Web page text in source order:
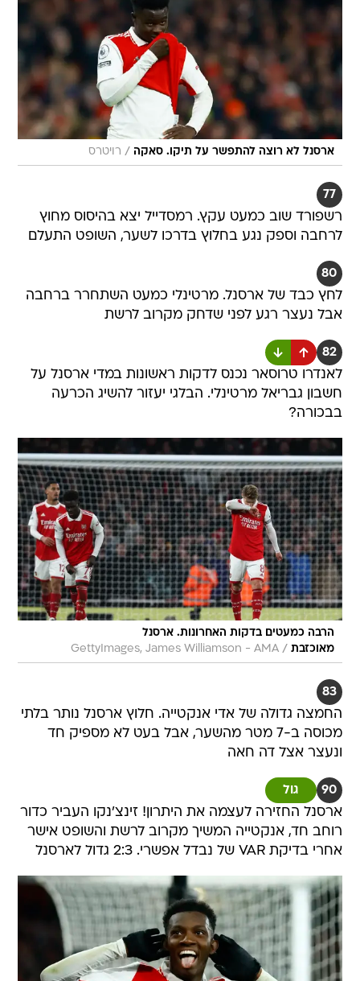
ארסנל לא רוצה להתפשר על תיקו. סאקה / רויטרס
77
רשפורד שוב כמעט עקץ. רמסדייל יצא בהיסוס מחוץ
לרחבה וספק נגע בחלוץ בדרכו לשער, השופט התעלם
80
לחץ כבד של ארסנל. מרטינלי כמעט השתחרר ברחבה
אבל נעצר רגע לפני שדחק מקרוב לרשת
82
לאנדרו טרוסאר נכנס לדקות ראשונות במדי ארסנל על
חשבון גבריאל מרטינלי. הבלגי יעזור להשיג הכרעה
בבכורה?
הרבה כמעטים בדקות האחרונות. ארסנל
מאוכזבת /
GettyImages, James Williamson - AMA
83
החמצה גדולה של אדי אנקטייה. חלוץ ארסנל נותר בלתי
מכוסה ב-7 מטר מהשער, אבל בעט לא מספיק חד
ונעצר אצל דה חאה
90 גול
ארסנל החזירה לעצמה את היתרון! זינצ'נקו העביר כדור
רוחב חד, אנקטייה המשיך מקרוב לרשת והשופט אישר
אחרי בדיקת VAR של נבדל אפשרי. 2:3 גדול לארסנל